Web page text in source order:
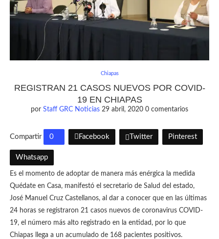
Chiapas
REGISTRAN 21 CASOS NUEVOS POR COVID-
19 EN CHIAPAS
por Staff GRC Noticias 29 abril, 2020 0 comentarios
Compartir 0 Facebook Twitter Pinterest
Whatsapp
Es el momento de adoptar de manera más enérgica la medida
Quédate en Casa, manifestó el secretario de Salud del estado,
José Manuel Cruz Castellanos, al dar a conocer que en las últimas
24 horas se registraron 21 casos nuevos de coronavirus COVID-
19, el número más alto registrado en la entidad, por lo que
Chiapas llega a un acumulado de 168 pacientes positivos.